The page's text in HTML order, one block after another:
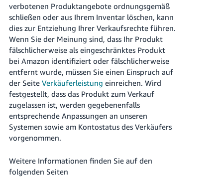
verbotenen Produktangebote ordnungsgemäß
schließen oder aus Ihrem Inventar löschen, kann
dies zur Entziehung Ihrer Verkaufsrechte führen.
Wenn Sie der Meinung sind, dass Ihr Produkt
fälschlicherweise als eingeschränktes Produkt
bei Amazon identifiziert oder fälschlicherweise
entfernt wurde, müssen Sie einen Einspruch auf
der Seite Verkäuferleistung einreichen. Wird
festgestellt, dass das Produkt zum Verkauf
zugelassen ist, werden gegebenenfalls
entsprechende Anpassungen an unseren
Systemen sowie am Kontostatus des Verkäufers
vorgenommen.
Weitere Informationen finden Sie auf den
folgenden Seiten